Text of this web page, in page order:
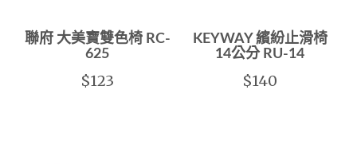
聯府 大美寶雙色椅 RC-
625
$123
KEYWAY 繽紛止滑椅
14公分 RU-14
$140